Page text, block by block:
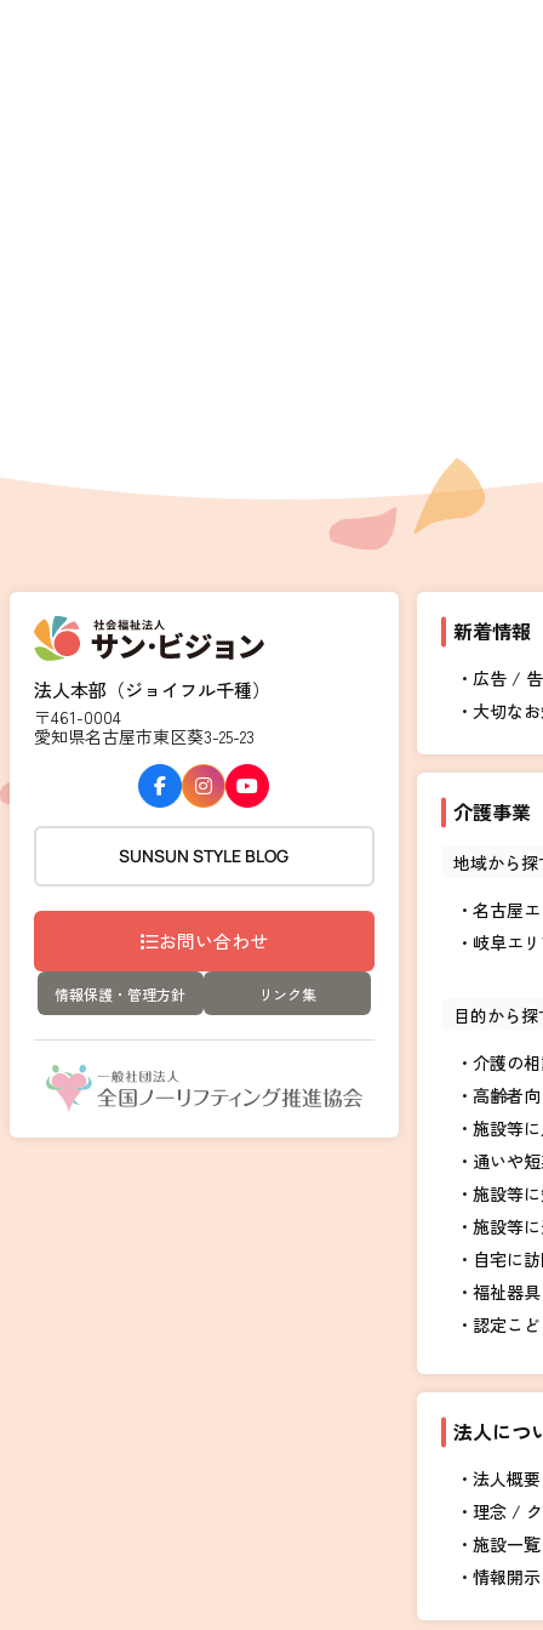
法人本部（ジョイフル千種）
〒461-0004
愛知県名古屋市東区葵3-25-23
SUNSUN STYLE BLOG
お問い合わせ
情報保護・管理方針 リンク集
新着情報
広告 /
大切な
介護事業
地域から探
名古屋
岐阜エリ
目的から探
介護の
高齢者
施設等
通いや
施設等
施設等
自宅に
福祉器
認定こ
法人につ
法人概
理念 /
施設一覧
情報開示